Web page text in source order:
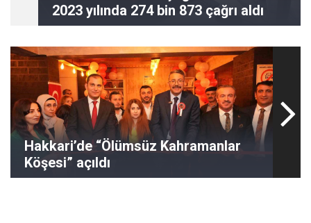
2023 yılında 274 bin 873 çağrı aldı
Hakkari’de “Ölümsüz Kahramanlar
Köşesi” açıldı